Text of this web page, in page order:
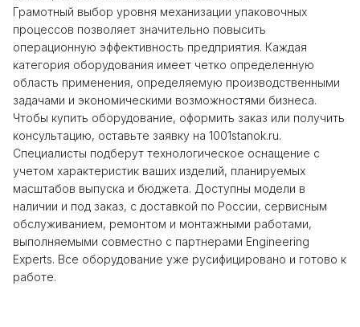
Грамотный выбор уровня механизации упаковочных
процессов позволяет значительно повысить
операционную эффективность предприятия. Каждая
категория оборудования имеет четко определенную
область применения, определяемую производственными
задачами и экономическими возможностями бизнеса.
Чтобы купить оборудование, оформить заказ или получить
консультацию, оставьте заявку на 1001stanok.ru.
Специалисты подберут технологическое оснащение с
учетом характеристик ваших изделий, планируемых
масштабов выпуска и бюджета. Доступны модели в
наличии и под заказ, с доставкой по России, сервисным
обслуживанием, ремонтом и монтажными работами,
выполняемыми совместно с партнерами Engineering
Experts. Все оборудование уже русифицировано и готово к
работе.